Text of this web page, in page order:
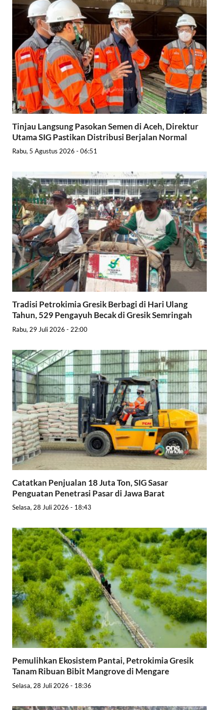
Tinjau Langsung Pasokan Semen di Aceh, Direktur
Utama SIG Pastikan Distribusi Berjalan Normal
Rabu, 5 Agustus 2026 - 06:51
Tradisi Petrokimia Gresik Berbagi di Hari Ulang
Tahun, 529 Pengayuh Becak di Gresik Semringah
Rabu, 29 Juli 2026 - 22:00
Catatkan Penjualan 18 Juta Ton, SIG Sasar
Penguatan Penetrasi Pasar di Jawa Barat
Selasa, 28 Juli 2026 - 18:43
Pemulihkan Ekosistem Pantai, Petrokimia Gresik
Tanam Ribuan Bibit Mangrove di Mengare
Selasa, 28 Juli 2026 - 18:36